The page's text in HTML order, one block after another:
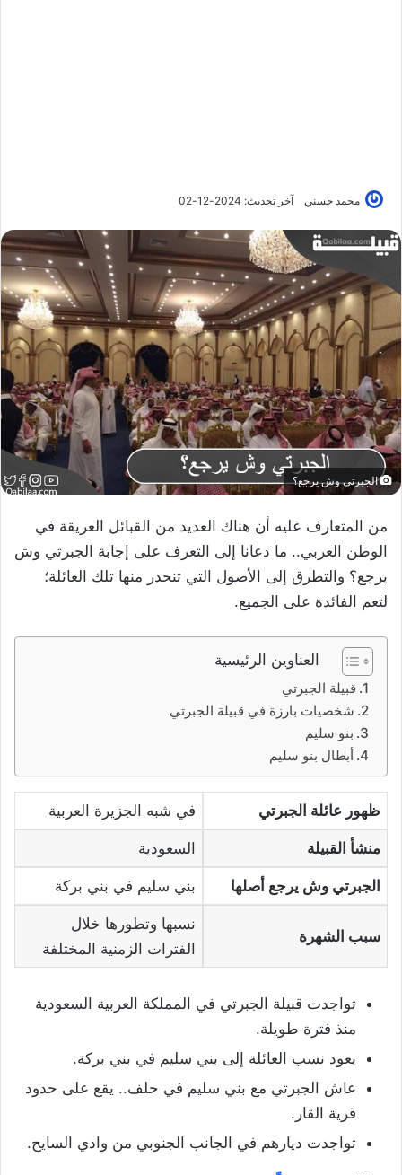
محمد حسني آخر تحديث: 2024-12-02
الجبرتي وش يرجع؟
من المتعارف عليه أن هناك العديد من القبائل العريقة في
الوطن العربي.. ما دعانا إلى التعرف على إجابة الجبرتي وش
يرجع؟ والتطرق إلى الأصول التي تنحدر منها تلك العائلة؛
لتعم الفائدة على الجميع.
العناوين الرئيسية
قبيلة الجبرتي
شخصيات بارزة في قبيلة الجبرتي
بنو سليم
أبطال بنو سليم
ظهور عائلة الجبرتي في شبه الجزيرة العربية
منشأ القبيلة السعودية
الجبرتي وش يرجع أصلها بني سليم في بني بركة
سبب الشهرة
نسبها وتطورها خلال
الفترات الزمنية المختلفة
تواجدت قبيلة الجبرتي في المملكة العربية السعودية
منذ فترة طويلة.
يعود نسب العائلة إلى بني سليم في بني بركة.
عاش الجبرتي مع بني سليم في حلف.. يقع على حدود
قرية القار.
تواجدت ديارهم في الجانب الجنوبي من وادي السايح.